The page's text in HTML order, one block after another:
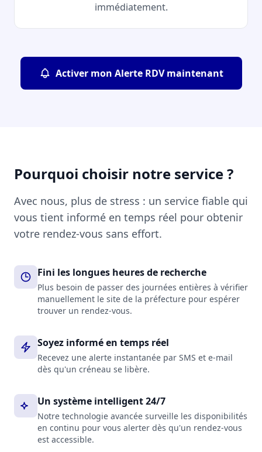
immédiatement.
Activer mon Alerte RDV maintenant
Pourquoi choisir notre service ?
Avec nous, plus de stress : un service fiable qui
vous tient informé en temps réel pour obtenir
votre rendez-vous sans effort.
Fini les longues heures de recherche
Plus besoin de passer des journées entières à vérifier
manuellement le site de la préfecture pour espérer
trouver un rendez-vous.
Soyez informé en temps réel
Recevez une alerte instantanée par SMS et e-mail
dès qu'un créneau se libère.
Un système intelligent 24/7
Notre technologie avancée surveille les disponibilités
en continu pour vous alerter dès qu'un rendez-vous
est accessible.